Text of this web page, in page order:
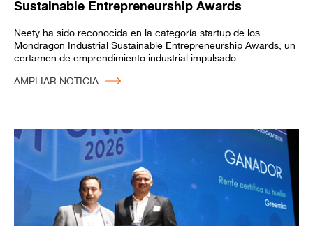
Sustainable Entrepreneurship Awards
Neety ha sido reconocida en la categoría startup de los
Mondragon Industrial Sustainable Entrepreneurship Awards, un
certamen de emprendimiento industrial impulsado...
AMPLIAR NOTICIA